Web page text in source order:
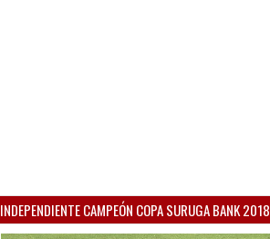
INDEPENDIENTE CAMPEÓN COPA SURUGA BANK 2018